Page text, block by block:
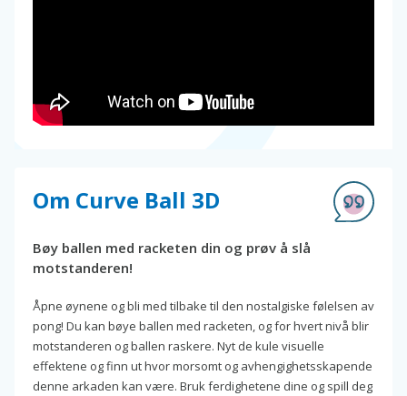
Om Curve Ball 3D
Bøy ballen med racketen din og prøv å slå
motstanderen!
Åpne øynene og bli med tilbake til den nostalgiske følelsen av
pong! Du kan bøye ballen med racketen, og for hvert nivå blir
motstanderen og ballen raskere. Nyt de kule visuelle
effektene og finn ut hvor morsomt og avhengighetsskapende
denne arkaden kan være. Bruk ferdighetene dine og spill deg